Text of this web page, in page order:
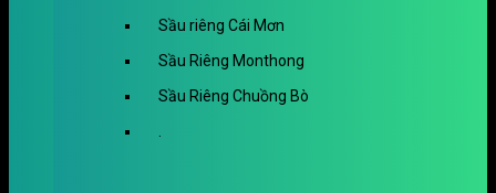
Sầu riêng Cái Mơn
Sầu Riêng Monthong
Sầu Riêng Chuồng Bò